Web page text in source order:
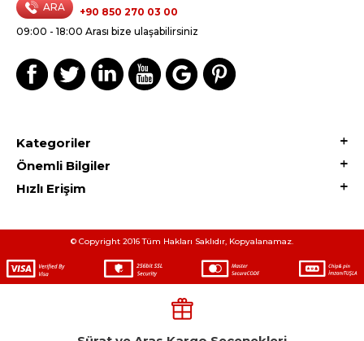
ARA
+90 850 270 03 00
09:00 - 18:00 Arası bize ulaşabilirsiniz
Kategoriler
Önemli Bilgiler
Hızlı Erişim
© Copyright 2016 Tüm Hakları Saklıdır, Kopyalanamaz.